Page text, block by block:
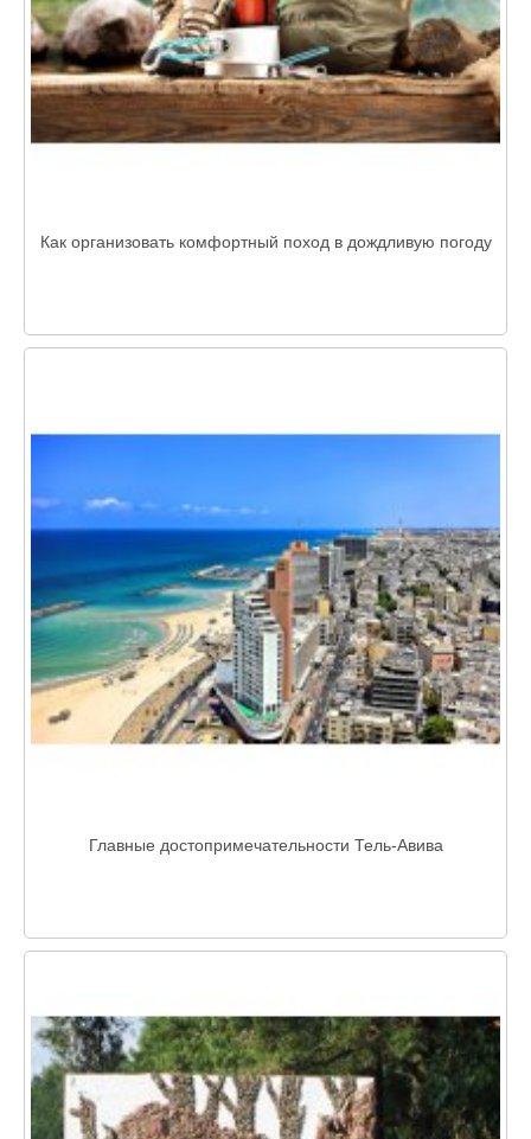
Как организовать комфортный поход в дождливую погоду
Главные достопримечательности Тель-Авива